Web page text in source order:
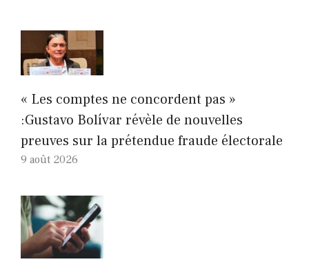
« Les comptes ne concordent pas »
:Gustavo Bolívar révèle de nouvelles
preuves sur la prétendue fraude électorale
9 août 2026